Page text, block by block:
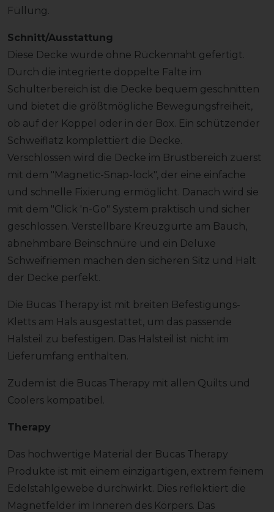
Füllung.
Schnitt/Ausstattung
Diese Decke wurde ohne Rückennaht gefertigt.
Durch die integrierte doppelte Falte im
Schulterbereich ist die Decke bequem geschnitten
und bietet die größtmögliche Bewegungsfreiheit,
ob auf der Koppel oder in der Box. Ein schützender
Schweiflatz komplettiert die Decke.
Verschlossen wird die Decke im Brustbereich zuerst
mit dem "Magnetic-Snap-lock", der eine einfache
und schnelle Fixierung ermöglicht. Danach wird sie
mit dem "Click 'n-Go" System praktisch und sicher
geschlossen. Verstellbare Kreuzgurte am Bauch,
abnehmbare Beinschnüre und ein Deluxe
Schweifriemen machen den sicheren Sitz und Halt
der Decke perfekt.
Die Bucas Therapy ist mit breiten Befestigungs-
Kletts am Hals ausgestattet, um das passende
Halsteil zu befestigen. Das Halsteil ist nicht im
Lieferumfang enthalten.
Zudem ist die Bucas Therapy mit allen Quilts und
Coolers kompatibel.
Therapy
Das hochwertige Material der Bucas Therapy
Produkte ist mit einem einzigartigen, extrem feinem
Edelstahlgewebe durchwirkt. Dies reflektiert die
Magnetfelder im Inneren des Körpers. Das